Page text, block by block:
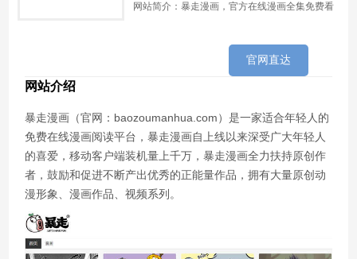
网站简介：暴走漫画，官方在线漫画全集免费看
官网直达
网站介绍
暴走漫画（官网：baozoumanhua.com）是一家适合年轻人的
免费在线漫画阅读平台，暴走漫画自上线以来深受广大年轻人
的喜爱，移动客户端装机量上千万，暴走漫画全力扶持原创作
者，鼓励和促进不断产出优秀的正能量作品，拥有大量原创动
漫形象、漫画作品、视频系列。